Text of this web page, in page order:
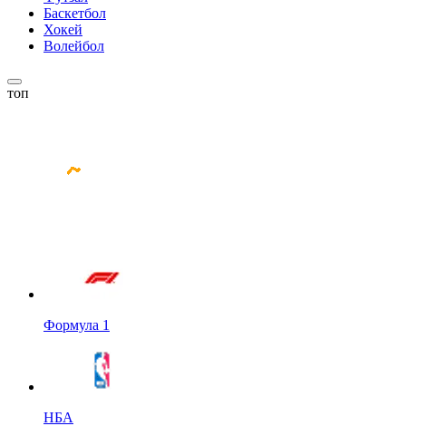
Баскетбол
Хокей
Волейбол
топ
Формула 1
НБА